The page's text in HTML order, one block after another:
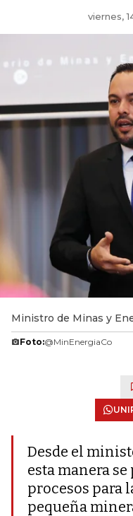
viernes,
Ministro de Minas y
Foto:@MinEnergiaCo
Desde el
esta manera
procesos para
pequeña